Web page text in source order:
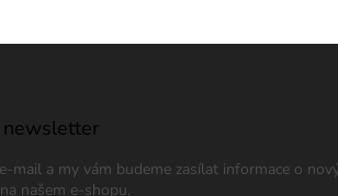
mail a my vám budeme zasílat informace o
našem e-shopu.